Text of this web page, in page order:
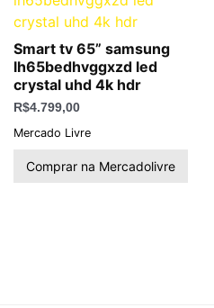
Smart tv 65” samsung
lh65bedhvggxzd led
crystal uhd 4k hdr
R$4.799,00
Mercado Livre
Comprar na Mercadolivre